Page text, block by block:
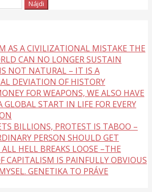
AS A CIVILIZATIONAL MISTAKE THE
CAN NO LONGER SUSTAIN
NOT NATURAL – IT IS A
DEVIATION OF HISTORY
FOR WEAPONS, WE ALSO HAVE
GLOBAL START IN LIFE FOR EVERY
BILLIONS, PROTEST IS TABOO –
PERSON SHOULD GET
HELL BREAKS LOOSE –THE
CAPITALISM IS PAINFULLY OBVIOUS
GENETIKA TO PRÁVE